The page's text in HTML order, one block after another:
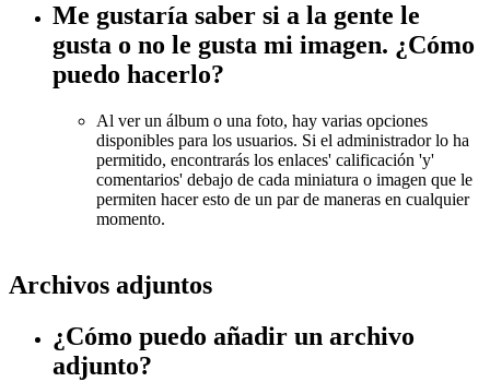
Me gustaría saber si a la gente le
gusta o no le gusta mi imagen. ¿Cómo
puedo hacerlo?
Al ver un álbum o una foto, hay varias opciones
disponibles para los usuarios. Si el administrador lo ha
permitido, encontrarás los enlaces' calificación 'y'
comentarios' debajo de cada miniatura o imagen que le
permiten hacer esto de un par de maneras en cualquier
momento.
Archivos adjuntos
¿Cómo puedo añadir un archivo
adjunto?